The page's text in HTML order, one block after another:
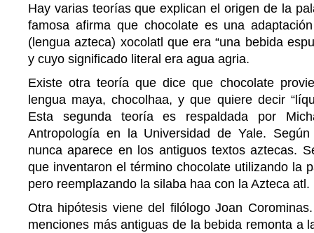
Hay varias teorías que explican el origen de la
famosa afirma que chocolate es una
(lengua azteca) xocolatl que era “una bebida
y cuyo significado literal era agua agria.
Existe otra teoría que dice que chocolate
lengua maya, chocolhaa, y que quiere decir
Esta segunda teoría es respaldada por
Antropología en la Universidad de Yale.
nunca aparece en los antiguos textos aztecas.
que inventaron el término chocolate utilizando la
pero reemplazando la silaba haa con la Azteca atl.
Otra hipótesis viene del filólogo Joan
menciones más antiguas de la bebida remonta a